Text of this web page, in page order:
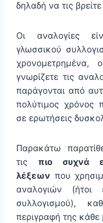
δηλαδή να τις
Οι αναλογίες
γλωσσικού
χρονομετρημένα,
γνωρίζετε τις
παράγονται από
πολύτιμος χρόνος
σε ερωτήσεις
Παρακάτω
τις πιο συχνά
λέξεων που
αναλογιών (ήτοι
συλλογισμού),
περιγραφή της κάθε